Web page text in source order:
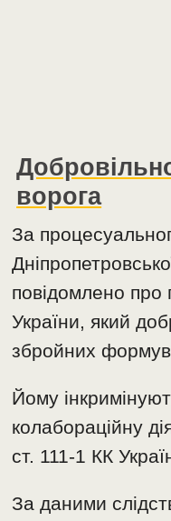
ворога
За
повідомлено про
України, який
збройних
Йому
колабораційну
ст. 111-1 КК
За даними